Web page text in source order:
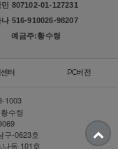
민 807102-01-127231
나 516-910026-98207
예금주:황수령
터 PC버전
1003
수령
구-0623호
동 101호